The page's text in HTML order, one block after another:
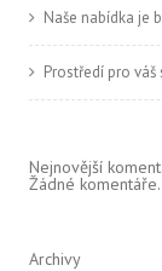
Naše nabídka je
Prostředí pro váš
Nejnovější
Žádné komentáře.
Archivy